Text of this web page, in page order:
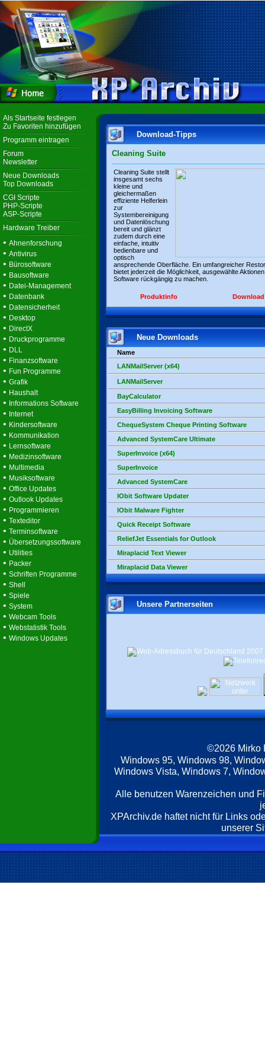
Als Startseite festlegen
Zu Favoriten hinzufügen
Programm eintragen
Forum
Newsletter
Neue Downloads
Top Downloads
CGI Scripte
PHP-Scripte
ASP-Scripte
Hardware Treiber
• Ahnenforschung
• Antivirus
• Bürosoftware
• Bausoftware
• Datei-Management
• Datenbank
• Datensicherheit
• Desktop
• DirectX
• Druckprogramme
• DLL
• Finanzsoftware
• Fun Programme
• Grafik
• Haushalt
• Informations Software
• Internet
• Kindersoftware
• Kommunikation
• Lernsoftware
• Medizinsoftware
• Multimedia
• Musiksoftware
• Office Updates
• Outlook Updates
• Programmieren
• Texteditor
• Terminsoftware
• Übersetzungssoftware
• Utilities
• Packer
• Schriften Programme
• Shell
• Spiele
• System
• Webcam Tools
• Webstatistik Tools
• Windows Updates
Download-Tipps
Cleaning Suite
Cleaning Suite stellt
insgesamt sechs
kleine und
gleichermaßen
effiziente Helferlein
zur
Systembereinigung
und Datenlöschung
bereit und glänzt
zudem durch eine
einfache, intuitiv
bedienbare und
optisch
ansprechende Oberfläche. Ein umfangreicher
bietet jederzeit die Möglichkeit, ausgewählte
Software rückgängig zu machen.
Produktinfo Download
Neue Downloads
Name
LANMailServer (x64)
LANMailServer
BayCalculator
EasyBilling Invoicing Software
ChequeSystem Cheque Printing Software
Advanced SystemCare Ultimate
SuperInvoice (x64)
SuperInvoice
Advanced SystemCare
IObit Software Updater
IObit Malware Fighter
Quick Receipt Software
ReliefJet Essentials for Outlook
Miraplacid Text Viewer
Miraplacid Data Viewer
Unsere Partnerseiten
©2026 Mirko
Windows 95, Windows 98,
Windows Vista, Windows 7,
Alle benutzen Warenzeichen und
XPArchiv.de haftet nicht für Links
unserer